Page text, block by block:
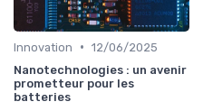
Innovation • 12/06/2025
Nanotechnologies : un avenir
prometteur pour les
batteries